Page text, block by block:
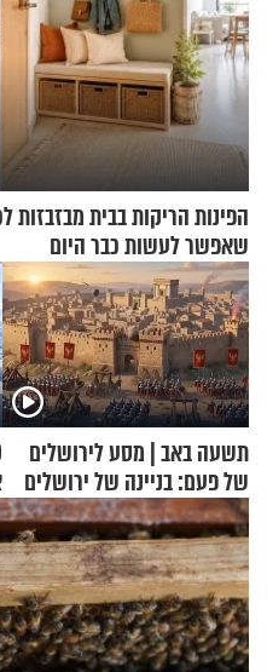
שאפשר לעשות כבר היום
תשעה באב | מסע לירושלים
של פעם: בניינה של ירושלים